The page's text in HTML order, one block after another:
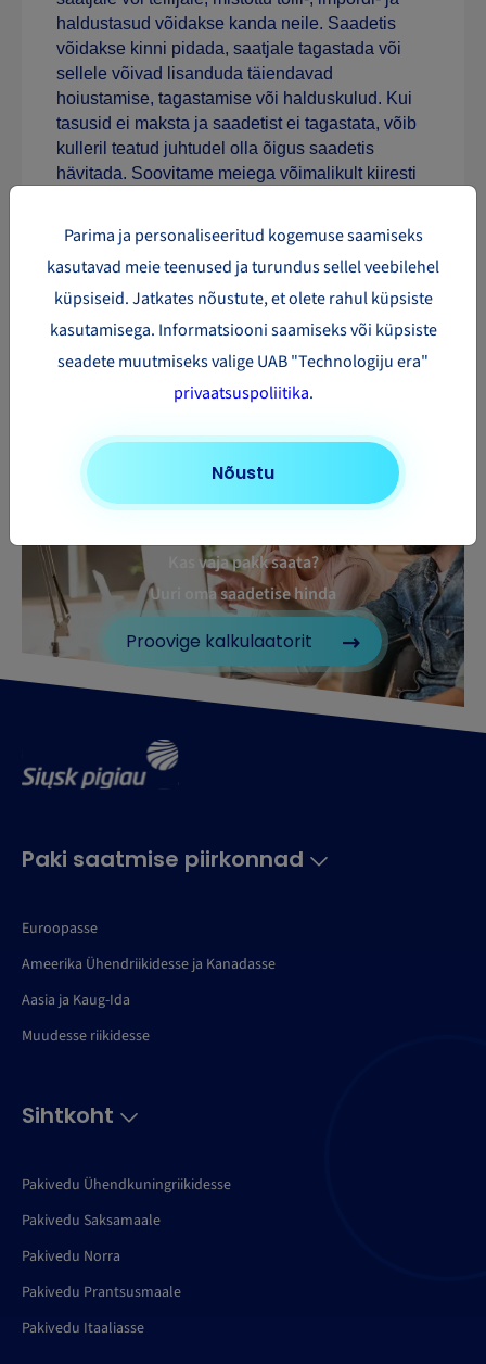
haldustasud võidakse kanda neile. Saadetis
võidakse kinni pidada, saatjale tagastada või
sellele võivad lisanduda täiendavad
hoiustamise, tagastamise või halduskulud. Kui
tasusid ei maksta ja saadetist ei tagastata, võib
kulleril teatud juhtudel olla õigus saadetis
hävitada. Soovitame meiega võimalikult kiiresti
tolliformaalsused.
Kui palju maksab saadetise
saatmine Ameerikasse?
Kas vaja pakk saata?
Uuri oma saadetise hinda
Proovige kalkulaatorit
Paki saatmise piirkonnad
Euroopasse
Ameerika Ühendriikidesse ja Kanadasse
Aasia ja Kaug-Ida
Muudesse riikidesse
Sihtkoht
Pakivedu Ühendkuningriikidesse
Pakivedu Saksamaale
Pakivedu Norra
Pakivedu Prantsusmaale
Pakivedu Itaaliasse
Parima ja personaliseeritud kogemuse saamiseks
kasutavad meie teenused ja turundus sellel veebilehel
küpsiseid. Jatkates nõustute, et olete rahul küpsiste
kasutamisega. Informatsiooni saamiseks või küpsiste
seadete muutmiseks valige UAB "Technologiju era"
privaatsuspoliitika.
Nõustu